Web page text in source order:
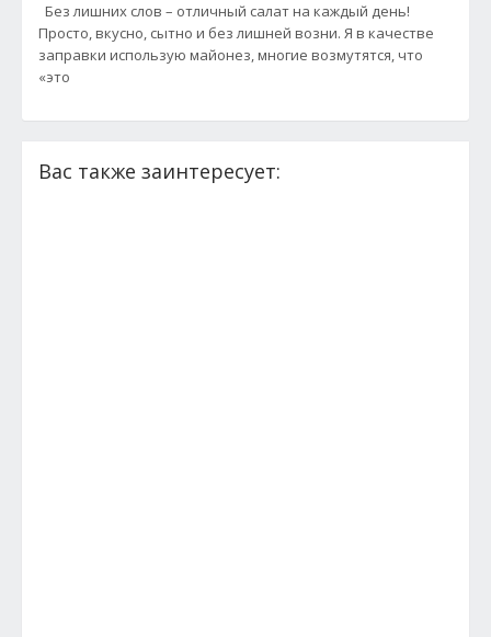
Без лишних слов – отличный салат на каждый день!
Просто, вкусно, сытно и без лишней возни. Я в качестве
заправки использую майонез, многие возмутятся, что
«это
Вас также заинтересует: